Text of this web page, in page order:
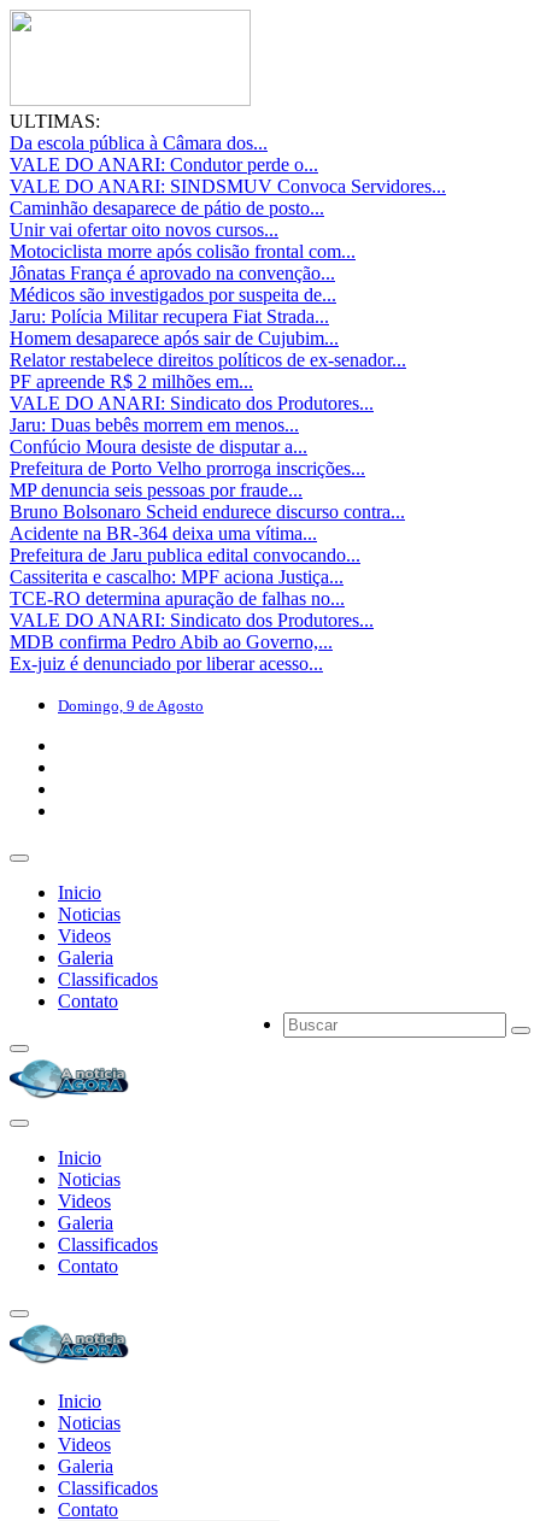
ULTIMAS:
Da escola pública à Câmara dos...
VALE DO ANARI: Condutor perde o...
VALE DO ANARI: SINDSMUV Convoca Servidores...
Caminhão desaparece de pátio de posto...
Unir vai ofertar oito novos cursos...
Motociclista morre após colisão frontal com...
Jônatas França é aprovado na convenção...
Médicos são investigados por suspeita de...
Jaru: Polícia Militar recupera Fiat Strada...
Homem desaparece após sair de Cujubim...
Relator restabelece direitos políticos de ex-senador...
PF apreende R$ 2 milhões em...
VALE DO ANARI: Sindicato dos Produtores...
Jaru: Duas bebês morrem em menos...
Confúcio Moura desiste de disputar a...
Prefeitura de Porto Velho prorroga inscrições...
MP denuncia seis pessoas por fraude...
Bruno Bolsonaro Scheid endurece discurso contra...
Acidente na BR-364 deixa uma vítima...
Prefeitura de Jaru publica edital convocando...
Cassiterita e cascalho: MPF aciona Justiça...
TCE-RO determina apuração de falhas no...
VALE DO ANARI: Sindicato dos Produtores...
MDB confirma Pedro Abib ao Governo,...
Ex-juiz é denunciado por liberar acesso...
Domingo, 9 de Agosto
Inicio
Noticias
Videos
Galeria
Classificados
Contato
Inicio
Noticias
Videos
Galeria
Classificados
Contato
Inicio
Noticias
Videos
Galeria
Classificados
Contato